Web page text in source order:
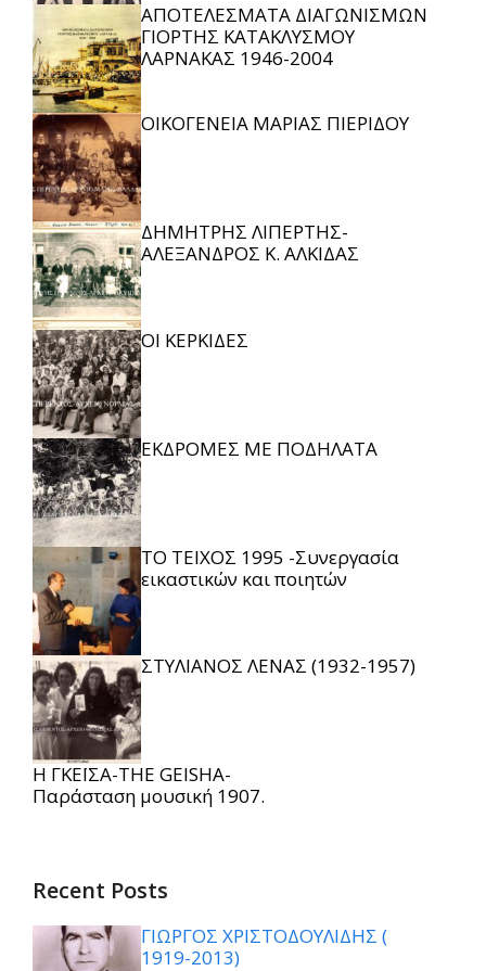
ΑΠΟΤΕΛΕΣΜΑΤΑ ΔΙΑΓΩΝΙΣΜΩΝ
ΓΙΟΡΤΗΣ ΚΑΤΑΚΛΥΣΜΟΥ
ΛΑΡΝΑΚΑΣ 1946-2004
ΟΙΚΟΓΕΝΕΙΑ ΜΑΡΙΑΣ ΠΙΕΡΙΔΟΥ
ΔΗΜΗΤΡΗΣ ΛΙΠΕΡΤΗΣ-
ΑΛΕΞΑΝΔΡΟΣ Κ. ΑΛΚΙΔΑΣ
ΟΙ ΚΕΡΚΙΔΕΣ
ΕΚΔΡΟΜΕΣ ΜΕ ΠΟΔΗΛΑΤΑ
ΤΟ ΤΕΙΧΟΣ 1995 -Συνεργασία
εικαστικών και ποιητών
ΣΤΥΛΙΑΝΟΣ ΛΕΝΑΣ (1932-1957)
Η ΓΚΕΪΣΑ-THE GEISHA-
Παράσταση μουσική 1907.
Recent Posts
ΓΙΩΡΓΟΣ ΧΡΙΣΤΟΔΟΥΛΙΔΗΣ (
1919-2013)